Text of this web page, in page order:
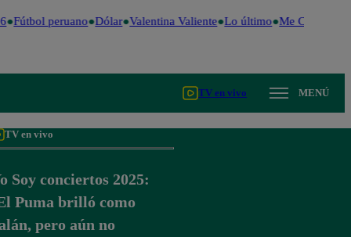
Fútbol peruano Dólar Valentina Valiente Lo último Me Caigo de
TV en vivo MENÚ
TV en vivo
Soy conciertos 2025:
Puma brilló como
pero aún no